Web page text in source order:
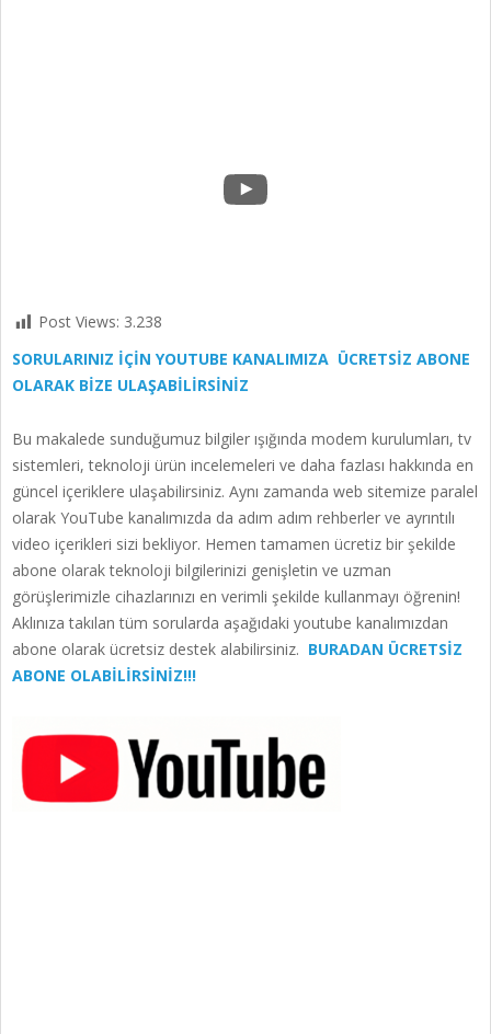
YouTube
Post Views: 3.238
SORULARINIZ İÇİN YOUTUBE KANALIMIZA ÜCRETSİZ ABONE
OLARAK BİZE ULAŞABİLİRSİNİZ
Bu makalede sunduğumuz bilgiler ışığında modem kurulumları, tv
sistemleri, teknoloji ürün incelemeleri ve daha fazlası hakkında en
güncel içeriklere ulaşabilirsiniz. Aynı zamanda web sitemize paralel
olarak YouTube kanalımızda da adım adım rehberler ve ayrıntılı
video içerikleri sizi bekliyor. Hemen tamamen ücretiz bir şekilde
abone olarak teknoloji bilgilerinizi genişletin ve uzman
görüşlerimizle cihazlarınızı en verimli şekilde kullanmayı öğrenin!
Aklınıza takılan tüm sorularda aşağıdaki youtube kanalımızdan
abone olarak ücretsiz destek alabilirsiniz. BURADAN ÜCRETSİZ
ABONE OLABİLİRSİNİZ!!!